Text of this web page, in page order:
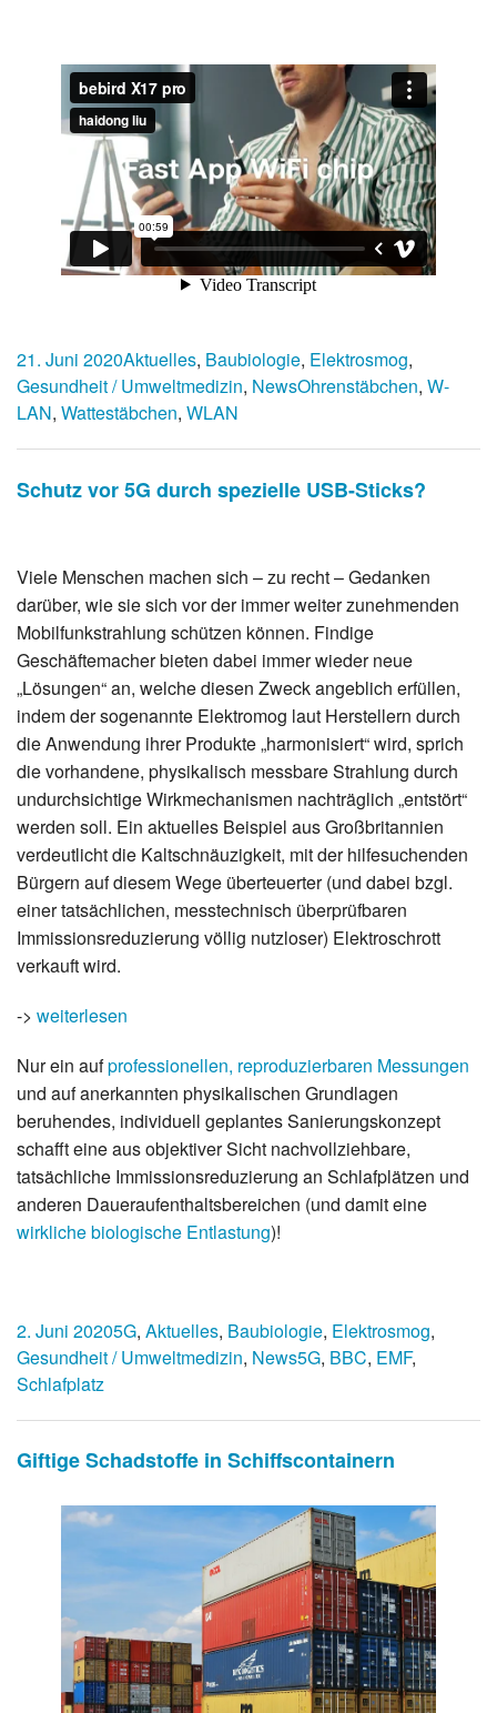
21. Juni 2020Aktuelles, Baubiologie, Elektrosmog,
Gesundheit / Umweltmedizin, NewsOhrenstäbchen, W-
LAN, Wattestäbchen, WLAN
Schutz vor 5G durch spezielle USB-Sticks?
Viele Menschen machen sich – zu recht – Gedanken
darüber, wie sie sich vor der immer weiter zunehmenden
Mobilfunkstrahlung schützen können. Findige
Geschäftemacher bieten dabei immer wieder neue
„Lösungen“ an, welche diesen Zweck angeblich erfüllen,
indem der sogenannte Elektromog laut Herstellern durch
die Anwendung ihrer Produkte „harmonisiert“ wird, sprich
die vorhandene, physikalisch messbare Strahlung durch
undurchsichtige Wirkmechanismen nachträglich „entstört“
werden soll. Ein aktuelles Beispiel aus Großbritannien
verdeutlicht die Kaltschnäuzigkeit, mit der hilfesuchenden
Bürgern auf diesem Wege überteuerter (und dabei bzgl.
einer tatsächlichen, messtechnisch überprüfbaren
Immissionsreduzierung völlig nutzloser) Elektroschrott
verkauft wird.
-> weiterlesen
Nur ein aufprofessionellen, reproduzierbaren Messungen
und auf anerkannten physikalischen Grundlagen
beruhendes, individuell geplantes Sanierungskonzept
schafft eine aus objektiver Sicht nachvollziehbare,
tatsächliche Immissionsreduzierung an Schlafplätzen und
anderen Daueraufenthaltsbereichen (und damit eine
wirkliche biologische Entlastung)!
2. Juni 20205G, Aktuelles, Baubiologie, Elektrosmog,
Gesundheit / Umweltmedizin, News5G, BBC, EMF,
Schlafplatz
Giftige Schadstoffe in Schiffscontainern